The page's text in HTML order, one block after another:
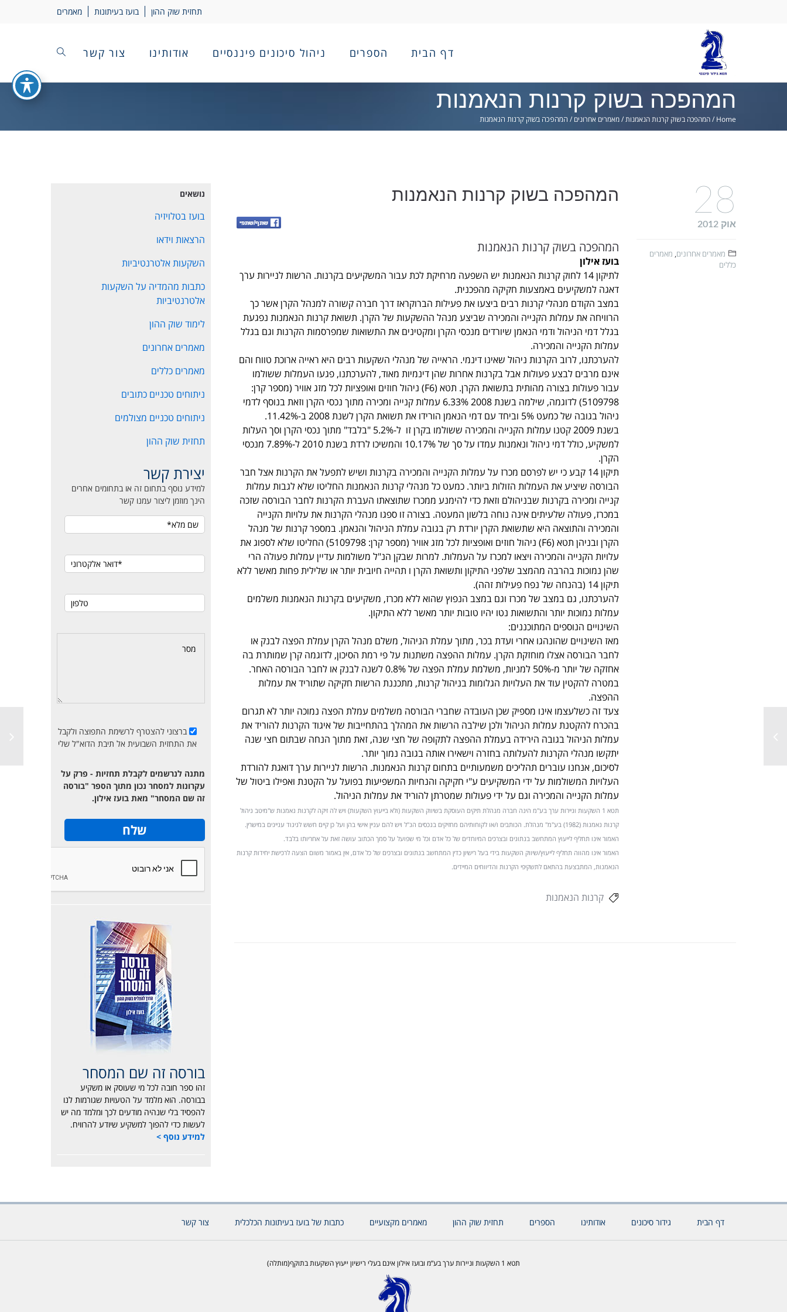
תחזית שוק ההון בועז בעיתונות מאמרים
דף הבית הספרים ניהול סיכונים פיננסיים אודותינו צור קשר
המהפכה בשוק קרנות הנאמנות
Home
/המהפכה בשוק קרנות הנאמנות/מאמרים אחרונים / המהפכה בשוק קרנות הנאמנות
המהפכה בשוק קרנות הנאמנות
המהפכה בשוק קרנות הנאמנות
בועז אילון
לתיקון 14 לחוק קרנות הנאמנות יש השפעה מרחיקת לכת עבור המשקיעים בקרנות. הרשות לניירות ערך
דאגה למשקיעים באמצעות חקיקה מהפכנית.
במצב הקודם מנהלי קרנות רבים ביצעו את פעילות הברוקראז דרך חברה קשורה למנהל הקרן אשר כך
הרוויחה את עמלות הקנייה והמכירה שביצע מנהל ההשקעות של הקרן. תשואת קרנות הנאמנות נפגעת
בגלל דמי הניהול ודמי הנאמן שיורדים מנכסי הקרן ומקטינים את התשואות שמפרסמות הקרנות וגם בגלל
עמלות הקנייה והמכירה.
להערכתנו, לרוב הקרנות ניהול שאינו דינמי. הראייה של מנהלי השקעות רבים היא ראייה ארוכת טווח והם
אינם מרבים לבצע פעולות אבל בקרנות אחרות שהן דינמיות מאוד, להערכתנו, פגעו העמלות ששולמו
עבור פעולות בצורה מהותית בתשואת הקרן. תטא (F6) ניהול חוזים ואופציות לכל מזג אוויר (מספר קרן:
5109798) לדוגמה, שילמה בשנת 2008 6.33% עמלות קנייה ומכירה מתוך נכסי הקרן וזאת בנוסף לדמי
ניהול בגובה של כמעט 5% וביחד עם דמי הנאמן הורידו את תשואת הקרן לשנת 2008 ב-11.42%.
בשנת 2009 קטנו עמלות הקנייה והמכירה ששולמו בקרן זו ל-5.2% "בלבד" מתוך נכסי הקרן וסך העלות
למשקיע, כולל דמי ניהול ונאמנות עמדו על סך של 10.17% והמשיכו לרדת בשנת 2010 ל-7.89% מנכסי
הקרן.
תיקון 14 קבע כי יש לפרסם מכרז על עמלות הקנייה והמכירה בקרנות ושיש לתפעל את הקרנות אצל חבר
הבורסה שיציע את העמלות הזולות ביותר. כמעט כל מנהלי קרנות הנאמנות החליטו שלא לגבות עמלות
קנייה ומכירה בקרנות שבניהולם וזאת כדי להימנע ממכרז שתוצאתו העברת הקרנות לחבר הבורסה שזכה
במכרז, פעולה שלעיתים אינה נוחה בלשון המעטה. בצורה זו ספגו מנהלי הקרנות את עלויות הקנייה
והמכירה והתוצאה היא שתשואת הקרן יורדת רק בגובה עמלת הניהול והנאמן. במספר קרנות של מנהל
הקרן ובניהן תטא (F6) ניהול חוזים ואופציות לכל מזג אוויר (מספר קרן: 5109798) החליטו שלא לספוג את
עלויות הקנייה והמכירה ויצאו למכרז על העמלות. למרות שבקן הנ"ל משולמות עדיין עמלות פעולה הרי
שהן נמוכות בהרבה מהמצב שלפני התיקון ותשואת הקרן ו תהייה חיובית יותר או שלילית פחות מאשר ללא
תיקון 14 (בהנחה של נפח פעילות זהה).
להערכתנו, גם במצב של מכרז וגם במצב הנפוץ שהוא ללא מכרז, משקיעים בקרנות הנאמנות משלמים
עמלות נמוכות יותר והתשואות נטו יהיו טובות יותר מאשר ללא התיקון.
השינויים הנוספים המתוכננים:
מאז השינויים שהונהגו אחרי ועדת בכר, מתוך עמלת הניהול, משלם מנהל הקרן עמלת הפצה לבנק או
לחבר הבורסה אצלו מוחזקת הקרן. עמלות ההפצה משתנות על פי רמת הסיכון, לדוגמה קרן שמותרת בה
אחזקה של יותר מ-50% למניות, משלמת עמלת הפצה של 0.8% לשנה לבנק או לחבר הבורסה האחר.
במטרה להקטין עוד את העלויות הגלומות בניהול קרנות, מתכננת הרשות חקיקה שתוריד את עמלות
ההפצה.
צעד זה כשלעצמו אינו מספיק שכן העובדה שחברי הבורסה משלמים עמלת הפצה נמוכה יותר לא תגרום
בהכרח להקטנת עמלות הניהול ולכן שילבה הרשות את המהלך בהתחייבות של איגוד הקרנות להוריד את
עמלות הניהול בגובה הירידה בעמלת ההפצה לתקופה של חצי שנה, זאת מתוך הנחה שבתום חצי שנה
יתקשו מנהלי הקרנות להעלותה בחזרה וישאירו אותה בגובה נמוך יותר.
לסיכום, אנחנו עוברים תהליכים משמעותיים בתחום קרנות הנאמנות. הרשות לניירות ערך דואגת להורדת
העלויות המשולמות על ידי המשקיעים ע"י חקיקה והנחיות המשפיעות בפועל על הקטנת ואפילו ביטול של
עמלות הקנייה והמכירה וגם על ידי פעולות שמטרתן להוריד את עמלות הניהול.
תטא 1 השקעות וניירות ערך בע"מ הינה חברה מנהלת תיקים העוסקת בשיווק השקעות (ולא בייעוץ השקעות) ויש לה זיקה לקרנות נאמנות ש"מיטב ניהול
קרנות נאמנות (1982) בע"מ" מנהלת. הכותבים ו/או לקוחותיהם מחזיקים בנכסים הנ"ל ויש להם עניין אישי בהן ועל כן קיים חשש לניגוד עניינים במישרין.
האמור אינו תחליף לייעוץ המתחשב בנתונים ובצרכים המיוחדים של כל אדם וכל מי שפועל על סמך הכתוב עושה זאת על אחריותו בלבד.
האמור אינו מהווה תחליף לייעוץ/שיווק השקעות בידי בעל רישיון כדין המתחשב בנתונים ובצרכים של כל אדם, אין באמור משום הצעה לרכישת יחידות קרנות
הנאמנות, המתבצעת בהתאם לתשקיפי הקרנות והדיווחים המיידים.
קרנות הנאמנות
28
אוק 2012
מאמרים אחרונים, מאמרים
כללים
נושאים
בועז בטלויזיה
הרצאות וידאו
השקעות אלטרנטיביות
כתבות מהמדיה על השקעות
אלטרנטיביות
לימוד שוק ההון
מאמרים אחרונים
מאמרים כללים
ניתוחים טכניים כתובים
ניתוחים טכניים מצולמים
תחזית שוק ההון
יצירת קשר
למידע נוסף בתחום זה או בתחומים אחרים
הינך מוזמן ליצור עמנו קשר
ברצוני להצטרף לרשימת התפוצה ולקבל
את התחזית השבועית אל תיבת הדוא"ל שלי
מתנה לנרשמים לקבלת תחזיות - פרק על
עקרונות למסחר נכון מתוך הספר "בורסה
זה שם המסחר" מאת בועז אילון.
בורסה זה שם המסחר
זהו ספר חובה לכל מי שעוסק או משקיע
בבורסה. הוא מלמד על הטעויות שגורמות לנו
להפסיד בלי שנהיה מודעים לכך ומלמד מה יש
לעשות כדי להפוך למשקיע שיודע להרוויח.
למידע נוסף >
דף הבית גידור סיכונים אודותינו הספרים תחזית שוק ההון מאמרים מקצועיים כתבות של בועז בעיתונות הכלכלית צור קשר
תטא 1 השקעות וניירות ערך בע”מ ובועז אילון אינם בעלי רישיון ייעוץ השקעות בתוקף(מותלה)